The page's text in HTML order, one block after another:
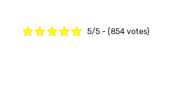
5/5 - (854 votes)